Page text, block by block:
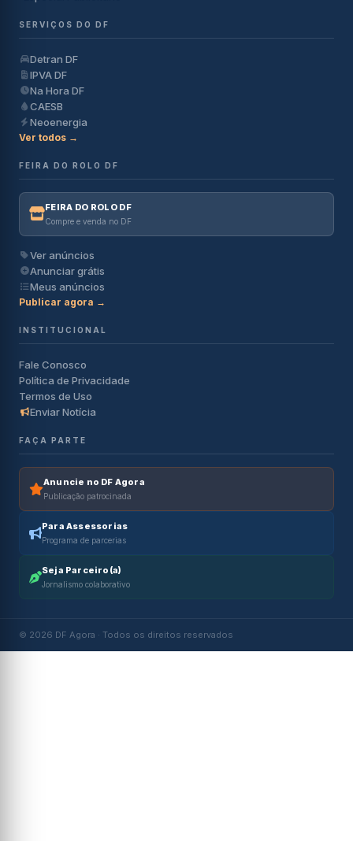
SERVIÇOS DO DF
Detran DF
IPVA DF
Na Hora DF
CAESB
Neoenergia
Ver todos →
FEIRA DO ROLO DF
FEIRA DO ROLO DF
Compre e venda no DF
Ver anúncios
Anunciar grátis
Meus anúncios
Publicar agora →
INSTITUCIONAL
Fale Conosco
Política de Privacidade
Termos de Uso
Enviar Notícia
FAÇA PARTE
Anuncie no DF Agora
Publicação patrocinada
Para Assessorias
Programa de parcerias
Seja Parceiro(a)
Jornalismo colaborativo
© 2026 DF Agora · Todos os direitos reservados